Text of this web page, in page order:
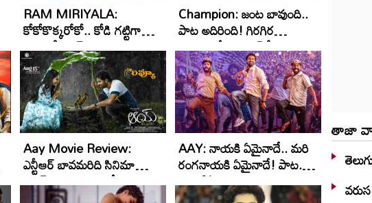
RAM MIRIYALA:
కోకోకొక్క‌రోకో.. కోడి గ‌ట్టిగా
కూయ‌కే! రామ్ మిర్యాల.. కొత్త
ఫోక్ సాంగ్ వ‌చ్చేసింది!
Champion: జంట బావుంది..
పాట అదిరింది! గిర‌గిర
గింగిరాగిరే.. లిరిక‌ల్ వీడియో!
Aay Movie Review:
ఎన్టీఆర్ బావమరిది సినిమా
'ఆయ్' ఎలా ఉందంటే
AAY: నాయ‌కి ఏమైనాదే.. మ‌రి
రంగనాయ‌కి ఏమైనాదే! పాట‌..
అదిరిపోయిందిగా
తాజా